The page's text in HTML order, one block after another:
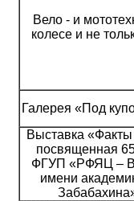
Вело - и
колесе и не
Галерея «Под
Выставка
посвященная
ФГУП «РФЯЦ –
имени